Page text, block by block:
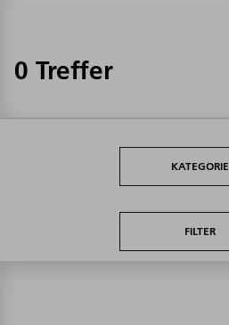
0 Treffer
KATEGORIE
FILTER